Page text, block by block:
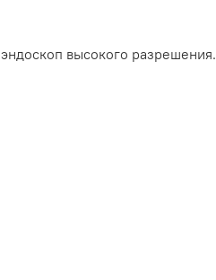
высокого разрешения.